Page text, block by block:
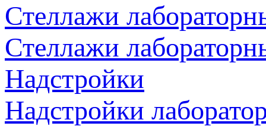
Стеллажи
Стеллажи
Надстройки
Надстройки